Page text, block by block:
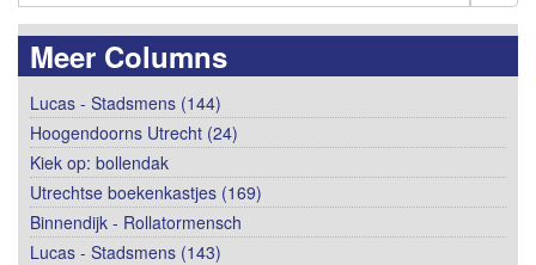
Meer Columns
Lucas - Stadsmens (144)
Hoogendoorns Utrecht (24)
Kiek op: bollendak
Utrechtse boekenkastjes (169)
Binnendijk - Rollatormensch
Lucas - Stadsmens (143)